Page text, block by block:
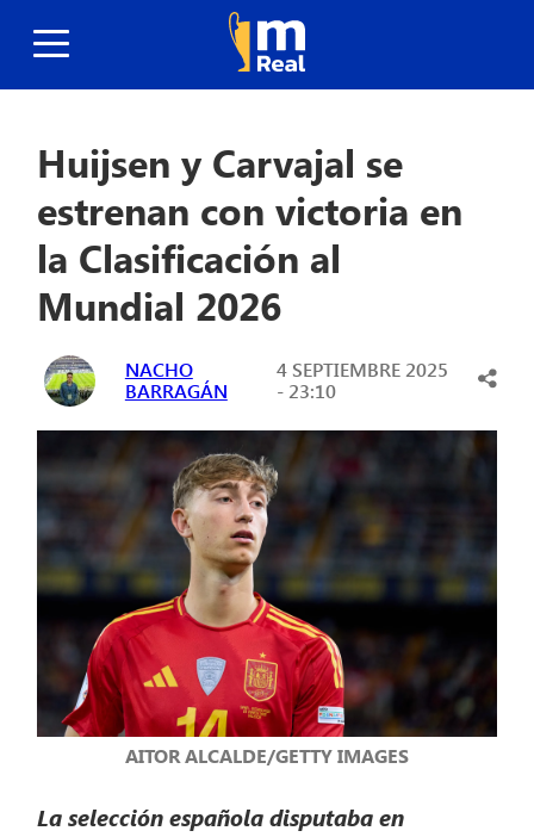
Huijsen y Carvajal se
estrenan con victoria en
la Clasificación al
Mundial 2026
NACHO
BARRAGÁN
4 SEPTIEMBRE 2025
- 23:10
AITOR ALCALDE/GETTY IMAGES
La selección española disputaba en